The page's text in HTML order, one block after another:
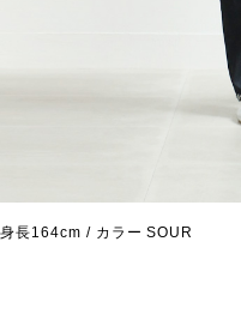
身長164cm / カラー SOUR